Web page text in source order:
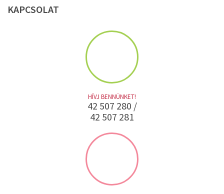
KAPCSOLAT
HÍVJ BENNÜNKET!
42 507 280 /
42 507 281